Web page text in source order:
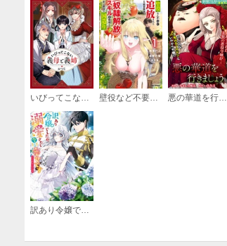
: 14
必要ポイント：150
: 15
いびってこない義母と義姉 壁役など不要と追放されたＳ級冒険者、≪奴隷解放≫スキルを駆使して史上最強の国造り 悪の華道を行きましょう
訳あり令嬢でしたが、溺愛されて今では幸せです アンソロジーコミック